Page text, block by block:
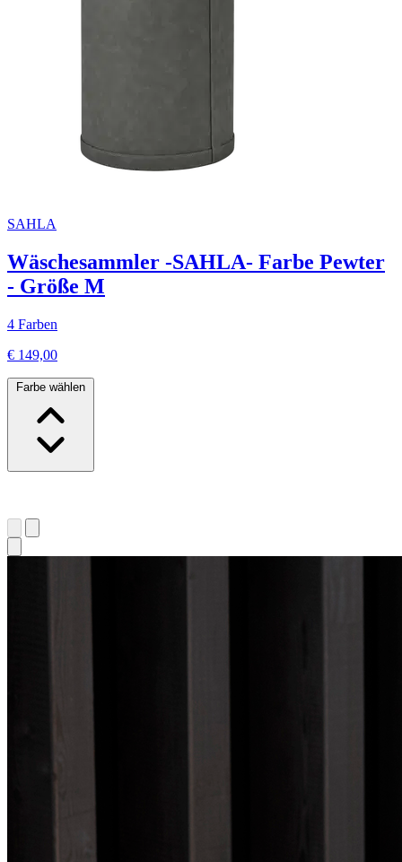
SAHLA
Wäschesammler -SAHLA- Farbe Pewter
- Größe M
4 Farben
€ 149,00
Farbe wählen